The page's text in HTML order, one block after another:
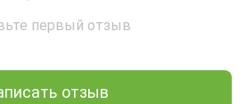
первый отзыв
отзыв